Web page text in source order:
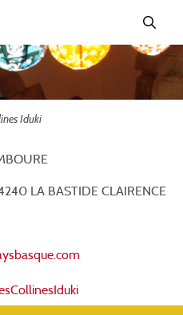
Iduki
LA BASTIDE CLAIRENCE